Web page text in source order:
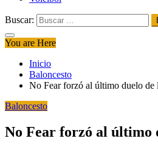
Buscar:
You are Here
Inicio
Baloncesto
No Fear forzó al último duelo de
Baloncesto
No Fear forzó al último